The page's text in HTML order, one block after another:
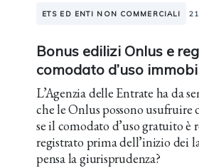
ETS ED ENTI NON COMMERCIALI
Bonus edilizi Onlus e
comodato d’uso
L’Agenzia delle Entrate ha da
che le Onlus possono usufruire
se il comodato d’uso gratuito è
registrato prima dell’inizio dei
pensa la giurisprudenza?